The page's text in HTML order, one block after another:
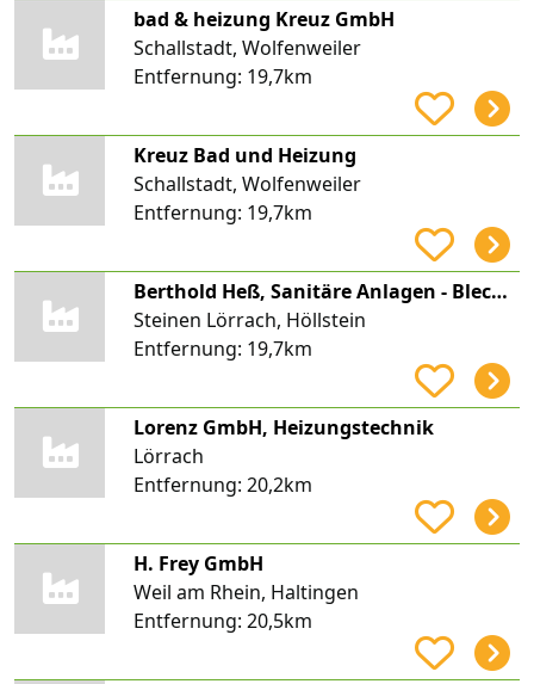
bad & heizung Kreuz GmbH
Schallstadt, Wolfenweiler
Entfernung: 19,7km
Kreuz Bad und Heizung
Schallstadt, Wolfenweiler
Entfernung: 19,7km
Berthold Heß, Sanitäre Anlagen - Blechnerei
Steinen Lörrach, Höllstein
Entfernung: 19,7km
Lorenz GmbH, Heizungstechnik
Lörrach
Entfernung: 20,2km
H. Frey GmbH
Weil am Rhein, Haltingen
Entfernung: 20,5km